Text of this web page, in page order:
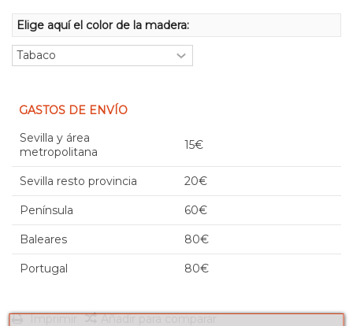
Elige aquí el color de la madera:
GASTOS DE ENVÍO
Sevilla y área
metropolitana
15€
Sevilla resto provincia 20€
Península 60€
Baleares 80€
Portugal 80€
Imprimir
Añadir para comparar